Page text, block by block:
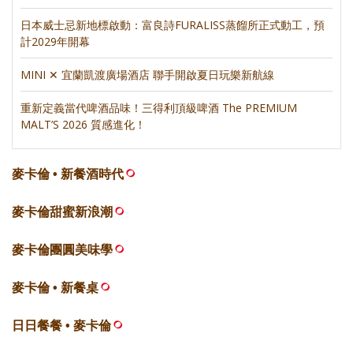
日本威士忌新地標啟動：富良詩FURALISS蒸餾所正式動工，預
計2029年開幕
MINI ✕ 宜蘭凱渡廣場酒店 聯手開啟夏日玩樂新航線
重新定義當代啤酒品味！三得利頂級啤酒 The PREMIUM
MALT’S 2026 質感進化！
麥卡倫 • 新餐酒時代
麥卡倫甜蜜新浪潮
麥卡倫團圓美味學
麥卡倫 • 新餐桌
日日餐餐 • 麥卡倫